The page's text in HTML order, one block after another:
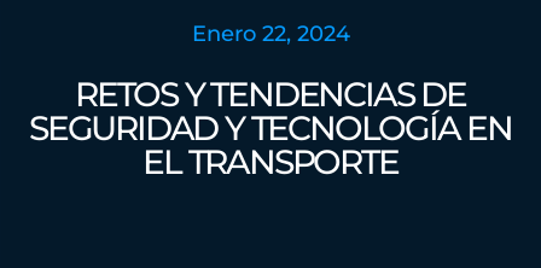
Enero 22, 2024
RETOS Y TENDENCIAS DE
SEGURIDAD Y TECNOLOGÍA EN
EL TRANSPORTE